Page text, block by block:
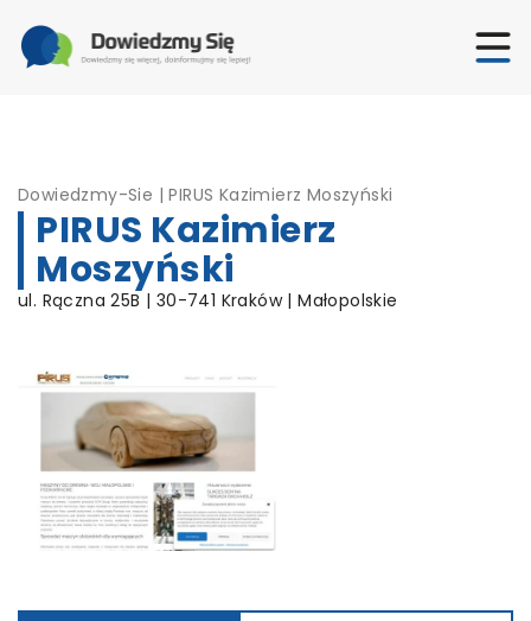
Dowiedzmy-Sie |PIRUS Kazimierz Moszyński
PIRUS Kazimierz
Moszyński
ul. Rączna 25B | 30-741 Kraków | Małopolskie